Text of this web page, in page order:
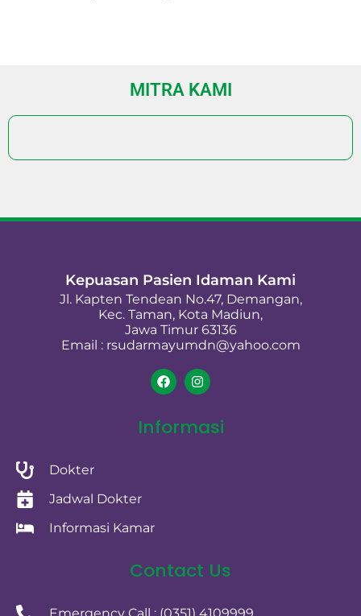
MITRA KAMI
Kepuasan Pasien Idaman Kami
Jl. Kapten Tendean No.47, Demangan,
Kec. Taman, Kota Madiun,
Jawa Timur 63136
Email : rsudarmayumdn@yahoo.com
Informasi
Dokter
Jadwal Dokter
Informasi Kamar
Contact Us